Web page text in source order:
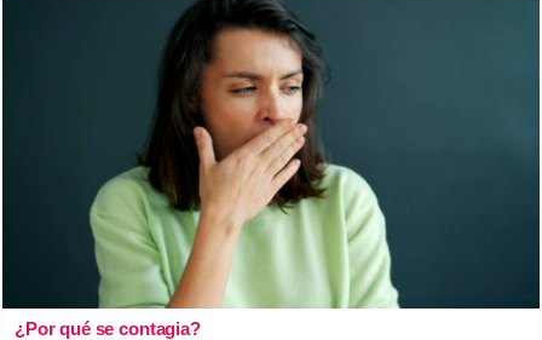
¿Por qué se contagia?